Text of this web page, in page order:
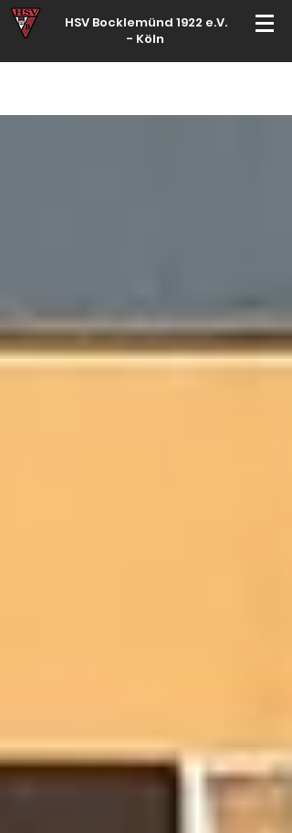
HSV Bocklemünd 1922 e.V.
- Köln